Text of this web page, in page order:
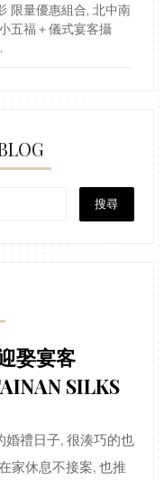
限量優惠組合, 北中南
五福＋儀式宴客攝
娶宴客
SILKS
婚禮日子, 很湊巧的也
家休息不接案, 也推